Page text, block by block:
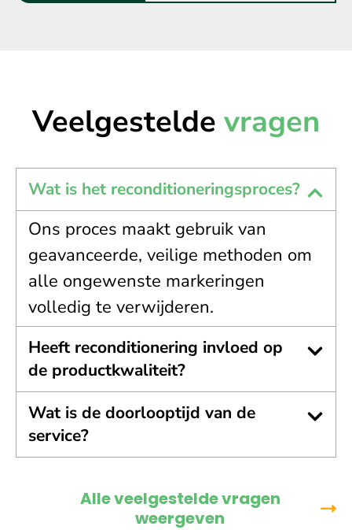
Veelgestelde vragen
Wat is het reconditioneringsproces?
Ons proces maakt gebruik van
geavanceerde, veilige methoden om
alle ongewenste markeringen
volledig te verwijderen.
Heeft reconditionering invloed op
de productkwaliteit?
Wat is de doorlooptijd van de
service?
Alle veelgestelde vragen
weergeven